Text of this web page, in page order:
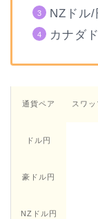
NZドル
カナダ
通貨ペア スワ
ドル円
豪ドル円
NZドル円